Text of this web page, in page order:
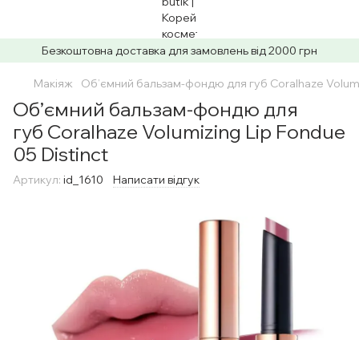
Безкоштовна доставка для замовлень від 2000 грн
Макіяж Об’ємний бальзам-фондю для губ Coralhaze
Об’ємний бальзам-фондю для
губ Coralhaze Volumizing Lip Fondue
05 Distinct
Артикул: id_1610 Написати відгук